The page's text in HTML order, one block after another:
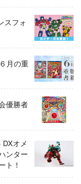
スフォ
月の重
優勝者
DXオメ
ンター
ト！